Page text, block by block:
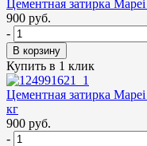
Цементная затирка
900 руб.
-
В корзину
Купить в 1 клик
Цементная затирка
кг
900 руб.
-